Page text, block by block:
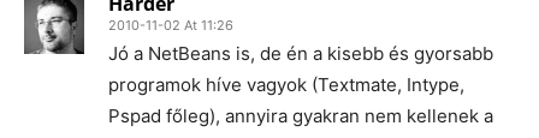
2010-11-02 At 11:26
Jó a NetBeans is, de én a kisebb és gyorsabb
programok híve vagyok (Textmate, Intype,
Pspad főleg), annyira gyakran nem kellenek a